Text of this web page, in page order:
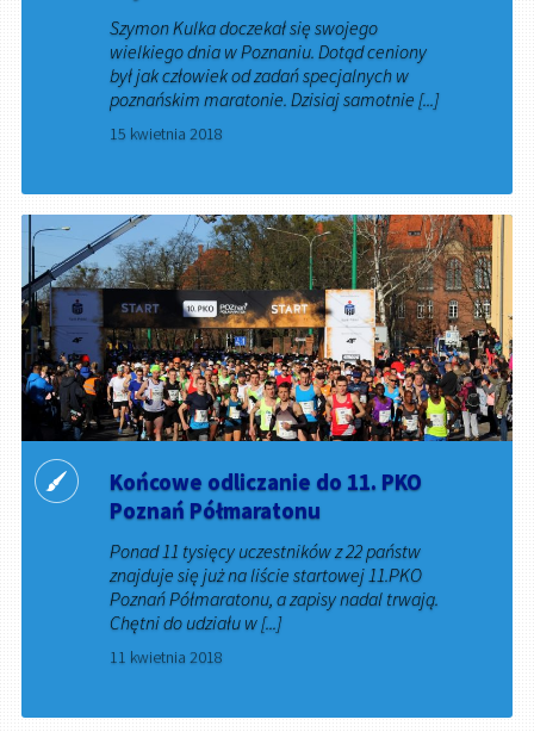
Szymon Kulka doczekał się swojego
wielkiego dnia w Poznaniu. Dotąd ceniony
był jak człowiek od zadań specjalnych w
poznańskim maratonie. Dzisiaj samotnie [...]
15 kwietnia 2018
Końcowe odliczanie do 11. PKO
Poznań Półmaratonu
Ponad 11 tysięcy uczestników z 22 państw
znajduje się już na liście startowej 11.PKO
Poznań Półmaratonu, a zapisy nadal trwają.
Chętni do udziału w [...]
11 kwietnia 2018